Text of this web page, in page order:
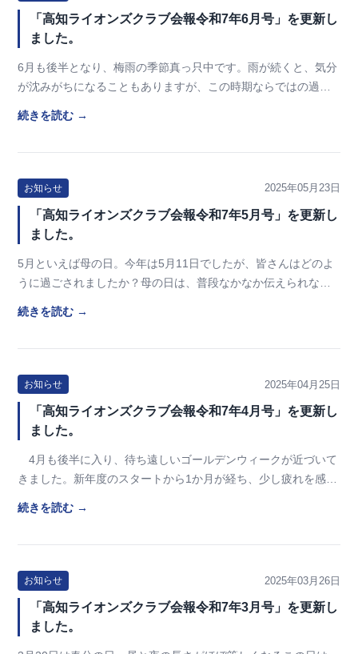
「高知ライオンズクラブ会報令和7年6月号」を更新し
ました。
6月も後半となり、梅雨の季節真っ只中です。雨が続くと、気分
が沈みがちになることもありますが、この時期ならではの過ご
続きを読む →
お知らせ 2025年05月23日
「高知ライオンズクラブ会報令和7年5月号」を更新し
ました。
5月といえば母の日。今年は5月11日でしたが、皆さんはどのよ
うに過ごされましたか？母の日は、普段なかなか伝えられない
続きを読む →
お知らせ 2025年04月25日
「高知ライオンズクラブ会報令和7年4月号」を更新し
ました。
4月も後半に入り、待ち遠しいゴールデンウィークが近づいて
きました。新年度のスタートから1か月が経ち、少し疲れを感じ
続きを読む →
お知らせ 2025年03月26日
「高知ライオンズクラブ会報令和7年3月号」を更新し
ました。